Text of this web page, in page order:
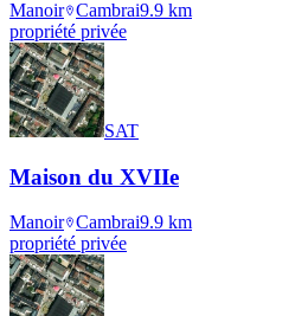
Manoir Cambrai9.9 km
propriété privée
SAT
Maison du XVIIe
Manoir Cambrai9.9 km
propriété privée